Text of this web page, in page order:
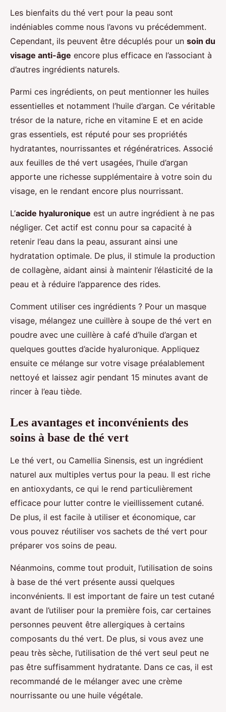
Les bienfaits du thé vert pour la peau sont
indéniables comme nous l’avons vu précédemment.
Cependant, ils peuvent être décuplés pour un soin du
visage anti-âge encore plus efficace en l’associant à
d’autres ingrédients naturels.
Parmi ces ingrédients, on peut mentionner les huiles
essentielles et notamment l’huile d’argan. Ce véritable
trésor de la nature, riche en vitamine E et en acide
gras essentiels, est réputé pour ses propriétés
hydratantes, nourrissantes et régénératrices. Associé
aux feuilles de thé vert usagées, l’huile d’argan
apporte une richesse supplémentaire à votre soin du
visage, en le rendant encore plus nourrissant.
L’acide hyaluronique est un autre ingrédient à ne pas
négliger. Cet actif est connu pour sa capacité à
retenir l’eau dans la peau, assurant ainsi une
hydratation optimale. De plus, il stimule la production
de collagène, aidant ainsi à maintenir l’élasticité de la
peau et à réduire l’apparence des rides.
Comment utiliser ces ingrédients ? Pour un masque
visage, mélangez une cuillère à soupe de thé vert en
poudre avec une cuillère à café d’huile d’argan et
quelques gouttes d’acide hyaluronique. Appliquez
ensuite ce mélange sur votre visage préalablement
nettoyé et laissez agir pendant 15 minutes avant de
rincer à l’eau tiède.
Les avantages et inconvénients des
soins à base de thé vert
Le thé vert, ou Camellia Sinensis, est un ingrédient
naturel aux multiples vertus pour la peau. Il est riche
en antioxydants, ce qui le rend particulièrement
efficace pour lutter contre le vieillissement cutané.
De plus, il est facile à utiliser et économique, car
vous pouvez réutiliser vos sachets de thé vert pour
préparer vos soins de peau.
Néanmoins, comme tout produit, l’utilisation de soins
à base de thé vert présente aussi quelques
inconvénients. Il est important de faire un test cutané
avant de l’utiliser pour la première fois, car certaines
personnes peuvent être allergiques à certains
composants du thé vert. De plus, si vous avez une
peau très sèche, l’utilisation de thé vert seul peut ne
pas être suffisamment hydratante. Dans ce cas, il est
recommandé de le mélanger avec une crème
nourrissante ou une huile végétale.